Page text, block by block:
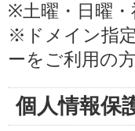
※土曜・日曜
※ドメイン指
ーをご利用の
個人情報保